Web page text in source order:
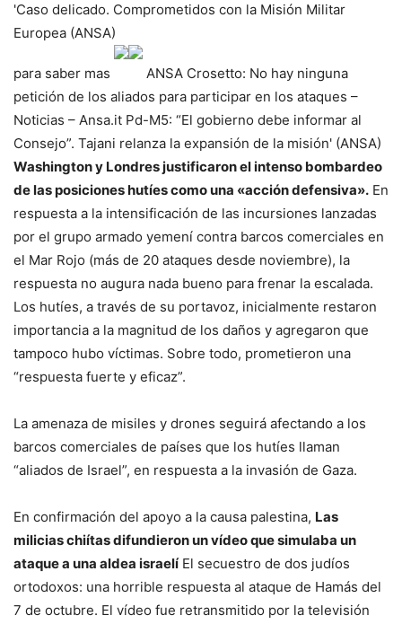
'Caso delicado. Comprometidos con la Misión Militar
Europea (ANSA)
para saber mas ANSA Crosetto: No hay ninguna
petición de los aliados para participar en los ataques –
Noticias – Ansa.it Pd-M5: “El gobierno debe informar al
Consejo”. Tajani relanza la expansión de la misión' (ANSA)
Washington y Londres justificaron el intenso bombardeo
de las posiciones hutíes como una «acción defensiva». En
respuesta a la intensificación de las incursiones lanzadas
por el grupo armado yemení contra barcos comerciales en
el Mar Rojo (más de 20 ataques desde noviembre), la
respuesta no augura nada bueno para frenar la escalada.
Los hutíes, a través de su portavoz, inicialmente restaron
importancia a la magnitud de los daños y agregaron que
tampoco hubo víctimas. Sobre todo, prometieron una
“respuesta fuerte y eficaz”.
La amenaza de misiles y drones seguirá afectando a los
barcos comerciales de países que los hutíes llaman
“aliados de Israel”, en respuesta a la invasión de Gaza.
En confirmación del apoyo a la causa palestina, Las
milicias chiítas difundieron un vídeo que simulaba un
ataque a una aldea israelíEl secuestro de dos judíos
ortodoxos: una horrible respuesta al ataque de Hamás del
7 de octubre. El vídeo fue retransmitido por la televisión